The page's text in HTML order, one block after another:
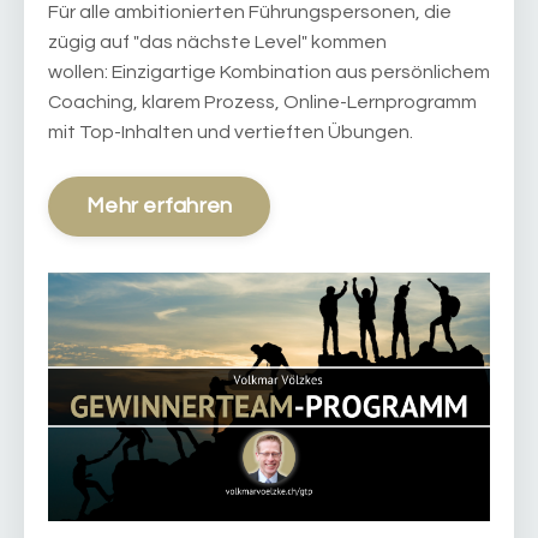
Für alle ambitionierten Führungspersonen, die
zügig auf "das nächste Level" kommen
wollen: Einzigartige Kombination aus persönlichem
Coaching, klarem Prozess, Online-Lernprogramm
mit Top-Inhalten und vertieften Übungen.
Mehr erfahren